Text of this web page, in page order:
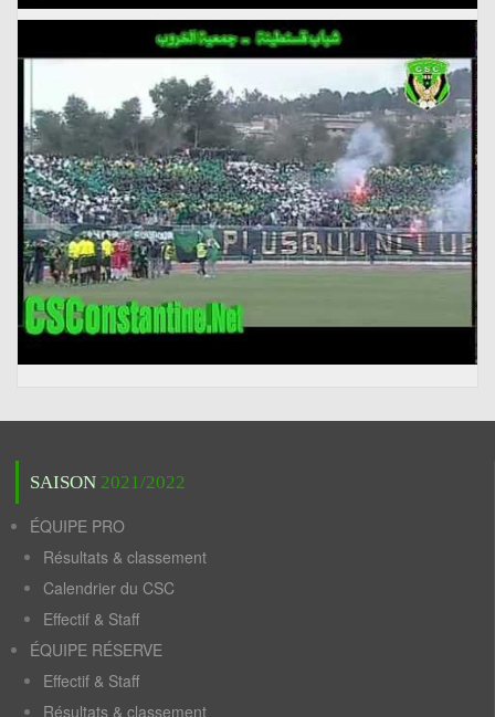
SAISON 2021/2022
ÉQUIPE PRO
Résultats & classement
Calendrier du CSC
Effectif & Staff
ÉQUIPE RÉSERVE
Effectif & Staff
Résultats & classement